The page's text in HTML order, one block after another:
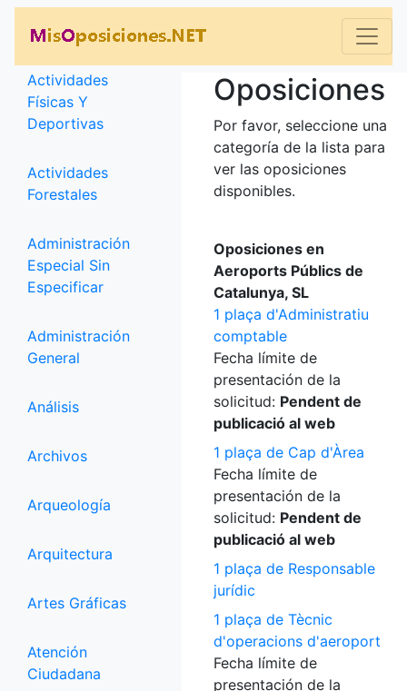
Categorías
Actividades
Físicas Y
Deportivas
Actividades
Forestales
Administración
Especial Sin
Especificar
Administración
General
Análisis
Archivos
Arqueología
Arquitectura
Artes Gráficas
Atención
Ciudadana
Oposiciones
Por favor, seleccione una
categoría de la lista para
ver las oposiciones
disponibles.
Oposiciones en
Aeroports Públics de
Catalunya, SL
1 plaça d'Administratiu
comptable
Fecha límite de
presentación de la
solicitud: Pendent de
publicació al web
1 plaça de Cap d'Àrea
Fecha límite de
presentación de la
solicitud: Pendent de
publicació al web
1 plaça de Responsable
jurídic
1 plaça de Tècnic
d'operacions d'aeroport
Fecha límite de
presentación de la